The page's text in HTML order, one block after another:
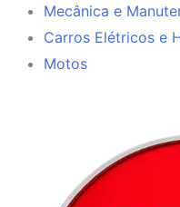
Mecânica e
Carros Elétricos e
Motos